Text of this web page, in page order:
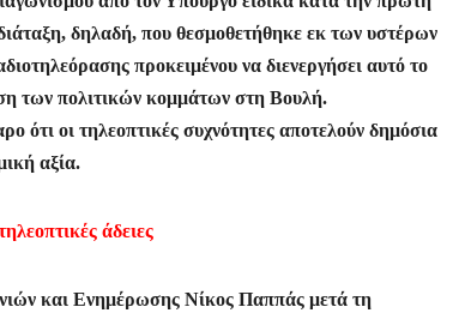
δηλαδή, που θεσμοθετήθηκε εκ των υστέρων
προκειμένου να διενεργήσει αυτό το
των πολιτικών κομμάτων στη Βουλή.
ότι οι τηλεοπτικές συχνότητες αποτελούν δημόσια
αξία.
άδειες
και Ενημέρωσης Νίκος Παππάς μετά τη